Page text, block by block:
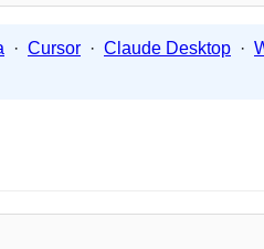
· Cursor · Claude Desktop ·